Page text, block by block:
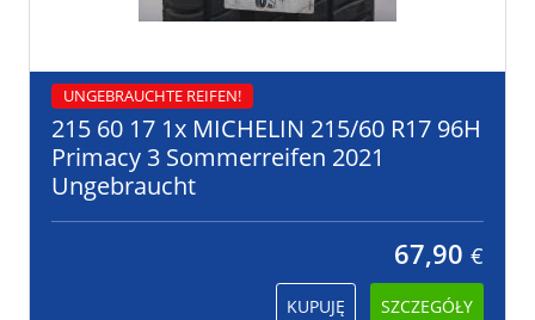
UNGEBRAUCHTE REIFEN!
215 60 17 1x MICHELIN 215/60 R17 96H
Primacy 3 Sommerreifen 2021
Ungebraucht
67,90 €
KUPUJĘ SZCZEGÓŁY